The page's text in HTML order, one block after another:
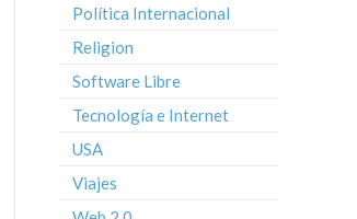
Política Internacional
Religion
Software Libre
Tecnología e Internet
USA
Viajes